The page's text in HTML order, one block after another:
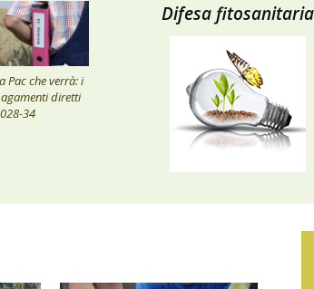
Pac che verrà: i
diretti
34
Difesa fitosanitaria